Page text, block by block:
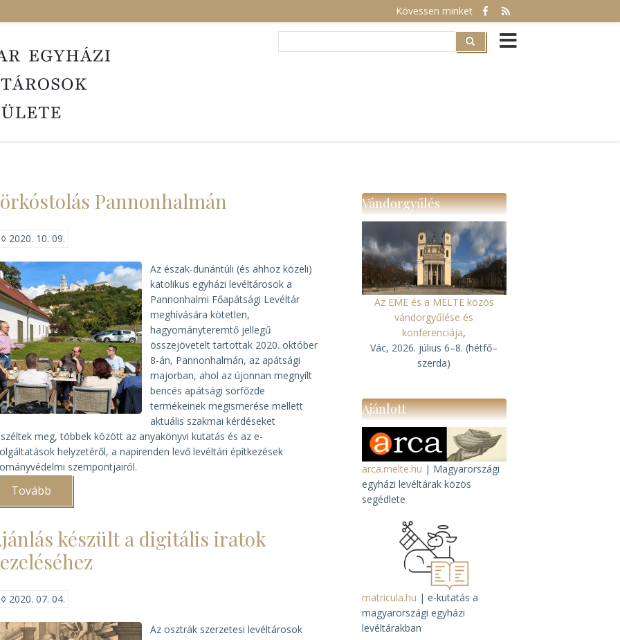
Kövessen minket
Search
Pannonhalmán
◊ 2020. 10. 09.
Az észak-dunántúli (és ahhoz közeli)
katolikus egyházi levéltárosok a
Pannonhalmi Főapátsági Levéltár
meghívására kötetlen,
hagyományteremtő jellegű
összejövetelt tartottak 2020. október
8-án, Pannonhalmán, az apátsági
majorban, ahol az újonnan megnyílt
bencés apátsági sörfőzde
termékeinek megismerése mellett
aktuális szakmai kérdéseket
meg, többek között az anyakönyvi kutatás és az e-
helyzetéről, a napirenden levő levéltári építkezések
szempontjairól.
Tovább
készült a digitális iratok
◊ 2020. 07. 04.
Az osztrák szerzetesi levéltárosok
Vándorgyűlés
Az EME és a MELTE közös
vándorgyűlése és
konferenciája,
Vác, 2026. július 6–8. (hétfő–
szerda)
Ajánlott
arca.melte.hu | Magyarországi
egyházi levéltárak közös
segédlete
matricula.hu | e-kutatás a
magyarországi egyházi
levéltárakban